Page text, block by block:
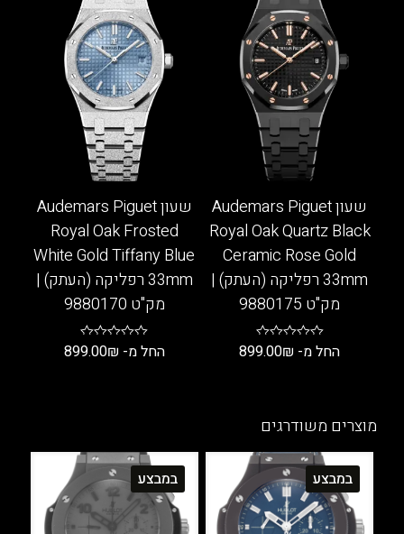
מספר
סוגים.
ניתן
לבחור
את
האפשרויות
בעמוד
המוצר
סוגים.
ניתן
לבחור
את
האפשרויות
בעמוד
המוצר
שעון Audemars Piguet
Royal Oak Quartz Black
Ceramic Rose Gold
33mm רפליקה (העתק) |
מק"ט 9880175
החל מ- 899.00₪
יש
סוגים.
ניתן
לבחור
שעון Audemars Piguet
Royal Oak Frosted
White Gold Tiffany Blue
33mm רפליקה (העתק) |
מק"ט 9880170
החל מ- 899.00₪
סוגים.
ניתן
לבחור
מוצרים משודרגים
במבצע במבצע